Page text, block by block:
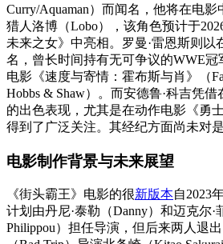
Curry/Aquaman）而闻名，他将在电
猎人洛博（Lobo），该角色预计于
未来之女》中亮相。罗曼·雷恩斯则以
名，曾长时间持有无可争议的WWE
电影《速度与寄情：霍布斯与肖》（
Hobbs & Shaw）。而安德鲁·科吉凭
的出色表现，尤其是在动作电影《勇
得到了广泛关注。其经纪方面尚未对
电影制作背景与未来展望
《街头霸王》电影的很新版本自2023
计划由丹尼·泰勒（Danny）和迈克尔·
Philippou）担任导演，但后来两人退